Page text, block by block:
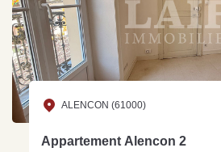
ALENCON (61000)
Appartement Alencon 2